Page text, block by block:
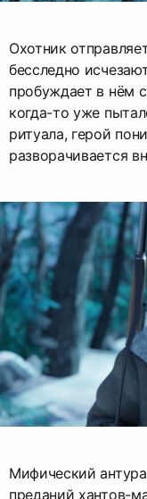
Охотник
бесследно
пробуждает в нём
когда-то уже
ритуала, герой
разворачивается
Мифический
преданий хантов-